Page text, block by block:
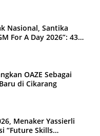
Nasional, Santika
For A Day 2026”: 43
OAZE Sebagai
di Cikarang
Menaker Yassierli
“Future Skills